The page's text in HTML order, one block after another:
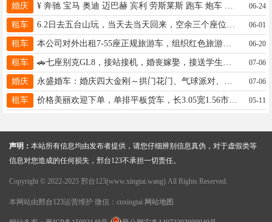
婚庆 06-24
租车 06-01
租车 本公司对外出租7-55座正规旅游车，组织红色旅游、单位培训，研学、代售前南峪门票、用车请联系18631982919 06-20
租车 07-06
婚庆 07-06
租车 价格美丽欢迎下单，单排平板货车，长3.05宽1.56市区优惠，☎17320857570搬家拉货均可。 05-11
声明： 本站所有信息均由发布者提供，请您仔细辨别信息真伪，对于虚假类等
信息对您造成的任何损失，邢台123不承担一切责任。
Copyright © 2022-2025 邢台123(www.xingtai.wang) All Rights Reserved.
本网站由邢台123运营维护 微信：cnxingtai 网站地图